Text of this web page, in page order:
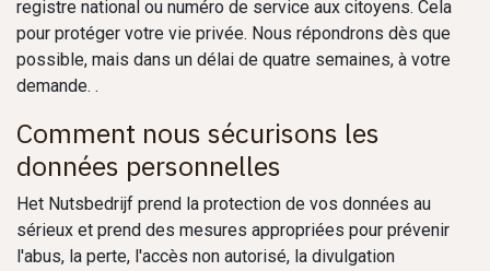
registre national ou numéro de service aux citoyens. Cela
pour protéger votre vie privée. Nous répondrons dès que
possible, mais dans un délai de quatre semaines, à votre
demande. .
Comment nous sécurisons les
données personnelles
Het Nutsbedrijf prend la protection de vos données au
sérieux et prend des mesures appropriées pour prévenir
l'abus, la perte, l'accès non autorisé, la divulgation